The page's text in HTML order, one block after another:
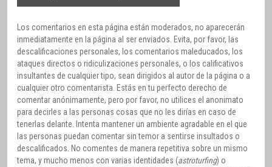
Los comentarios en esta página están moderados, no aparecerán
inmediatamente en la página al ser enviados. Evita, por favor, las
descalificaciones personales, los comentarios maleducados, los
ataques directos o ridiculizaciones personales, o los calificativos
insultantes de cualquier tipo, sean dirigidos al autor de la página o a
cualquier otro comentarista. Estás en tu perfecto derecho de
comentar anónimamente, pero por favor, no utilices el anonimato
para decirles a las personas cosas que no les dirías en caso de
tenerlas delante. Intenta mantener un ambiente agradable en el que
las personas puedan comentar sin temor a sentirse insultados o
descalificados. No comentes de manera repetitiva sobre un mismo
tema, y mucho menos con varias identidades (astroturfing) o